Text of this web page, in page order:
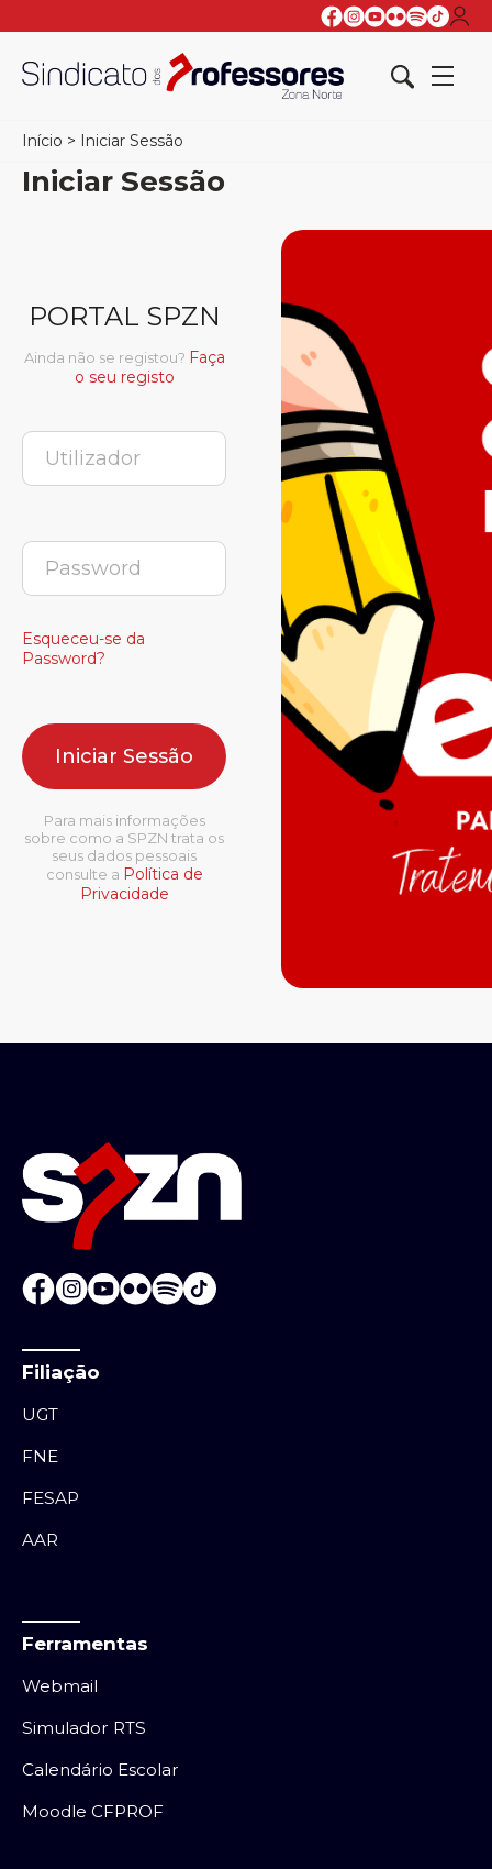
Início > Iniciar Sessão
Iniciar Sessão
PORTAL SPZN
Ainda não se registou? Faça
o seu registo
Esqueceu-se da
Password?
Para mais informações
sobre como a SPZN trata os
seus dados pessoais
consulte a Política de
Privacidade
Filiação
UGT
FNE
FESAP
AAR
Ferramentas
Webmail
Simulador RTS
Calendário Escolar
Moodle CFPROF